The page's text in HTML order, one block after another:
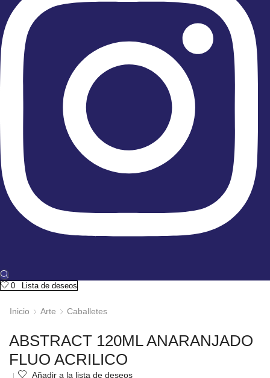
0 Lista de deseos
Inicio Arte Caballetes
ABSTRACT 120ML ANARANJADO
FLUO ACRILICO
Añadir a la lista de deseos